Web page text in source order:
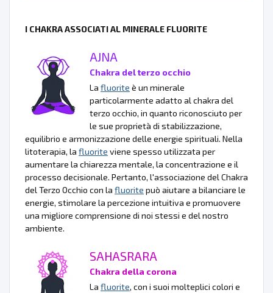
I CHAKRA ASSOCIATI AL MINERALE FLUORITE
AJNA
Chakra del terzo occhio
La fluorite è un minerale
particolarmente adatto al chakra del
terzo occhio, in quanto riconosciuto per
le sue proprietà di stabilizzazione,
equilibrio e armonizzazione delle energie spirituali. Nella
litoterapia, la fluorite viene spesso utilizzata per
aumentare la chiarezza mentale, la concentrazione e il
processo decisionale. Pertanto, l'associazione del Chakra
del Terzo Occhio con la fluorite può aiutare a bilanciare le
energie, stimolare la percezione intuitiva e promuovere
una migliore comprensione di noi stessi e del nostro
ambiente.
SAHASRARA
Chakra della corona
La fluorite, con i suoi molteplici colori e